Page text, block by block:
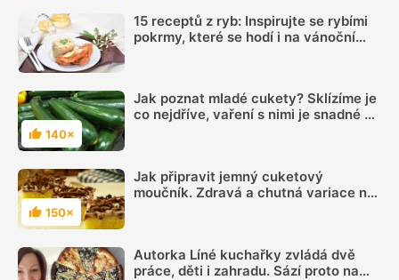
15 receptů z ryb: Inspirujte se rybími
pokrmy, které se hodí i na vánoční
Hodnocení
140×
Jak poznat mladé cukety? Sklízíme je
co nejdříve, vaření s nimi je snadné a
Hodnocení
150×
Jak připravit jemný cuketový
moučník. Zdravá a chutná variace na
Autorka Líné kuchařky zvládá dvě
práce, děti i zahradu. Sází proto na